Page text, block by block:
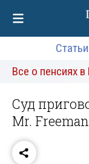
Статьи
Все о пенсиях в
Суд
Mr.